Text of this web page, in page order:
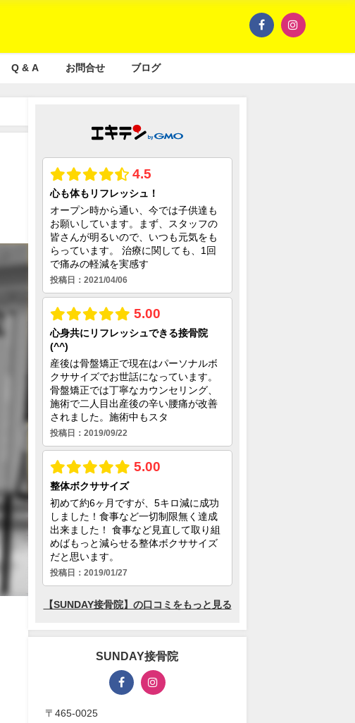
Q & A お問合せ ブログ
SUNDAY接骨院
〒465-0025